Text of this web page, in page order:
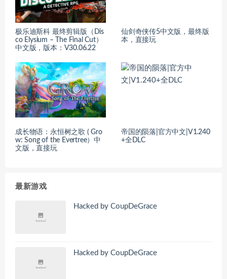
极乐迪斯科 最终剪辑版（Dis
co Elysium – The Final Cut）
中文版，版本：V30.06.22
仙剑奇侠传5中文版，最终版
本，直接玩
成长物语：永恒树之歌 ( Gro
w: Song of the Evertree）中
文版，直接玩
帝国的陨落|官方中文|V1.240
+全DLC
最新游戏
Hacked by CoupDeGrace
Hacked by CoupDeGrace